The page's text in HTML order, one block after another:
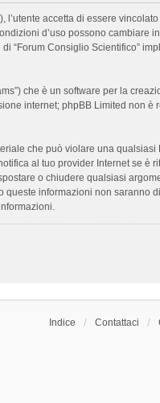
l’utente accetta di essere
d’uso possono cambiare
“Forum Consiglio Scientifico”
che è un software per la
internet; phpBB Limited non
che può violare una
al tuo provider Internet se è
o chiudere qualsiasi
informazioni non saranno
Indice Contattaci